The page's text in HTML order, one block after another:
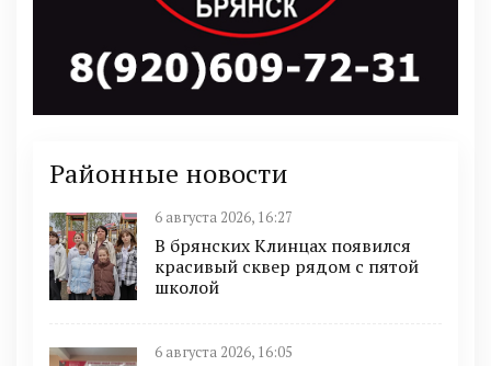
Районные новости
6 августа 2026, 16:27
В брянских Клинцах появился
красивый сквер рядом с пятой
школой
6 августа 2026, 16:05